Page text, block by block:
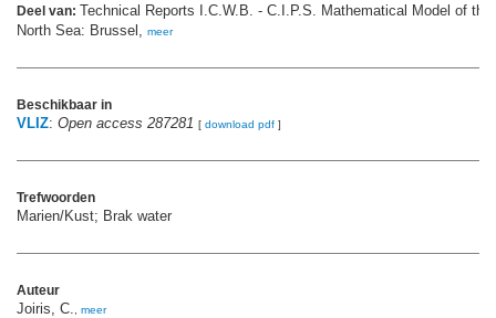
Deel van: Technical Reports I.C.W.B. - C.I.P.S. Mathematical Model of
North Sea: Brussel,
meer
Beschikbaar in
VLIZ: Open access 287281 [ download pdf ]
Trefwoorden
Marien/Kust; Brak water
Auteur
Joiris, C. meer